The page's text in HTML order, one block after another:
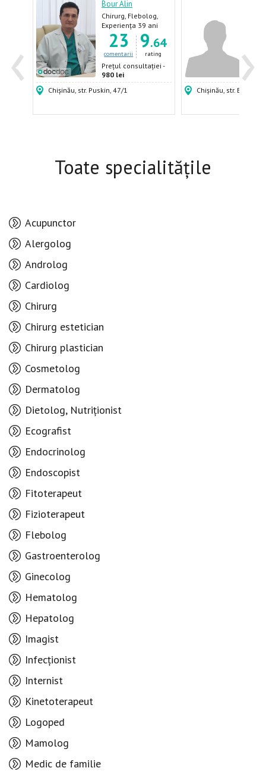
‹ ›
-
Bour Alin
Chirurg, Flebolog,
Proctolog,
Gastroenterolog,
Endocrinolog
Experiența 39 ani
23
comentarii
9.64
rating
Prețul consultației -
980 lei
Chișinău, str. Puskin, 47/1
500
Chișinău, str.
Toate specialitățile
Acupunctor
Alergolog
Androlog
Cardiolog
Chirurg
Chirurg estetician
Chirurg plastician
Cosmetolog
Dermatolog
Dietolog, Nutriționist
Ecografist
Endocrinolog
Endoscopist
Fitoterapeut
Fizioterapeut
Flebolog
Gastroenterolog
Ginecolog
Hematolog
Hepatolog
Imagist
Infecționist
Internist
Kinetoterapeut
Logoped
Mamolog
Medic de familie